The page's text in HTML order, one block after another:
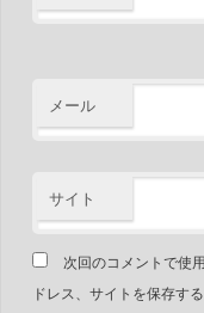
メール
サイト
次回のコメントで使
ドレス、サイトを保存する